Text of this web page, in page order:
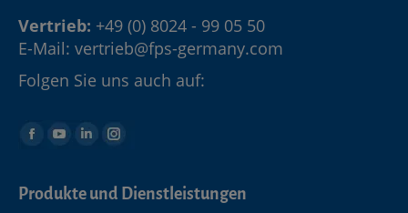
Vertrieb: +49 (0) 8024 - 99 05 50
E-Mail: vertrieb@fps-germany.com
Folgen Sie uns auch auf:
Produkte und Dienstleistungen